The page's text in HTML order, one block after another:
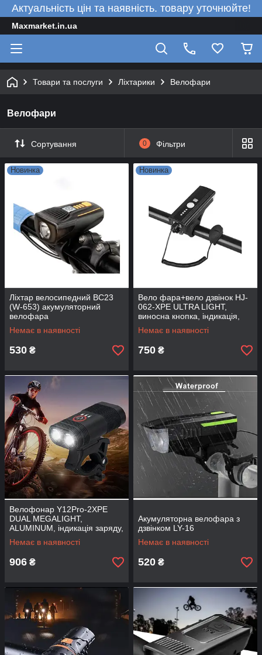
Актуальність цін та наявність. товару уточнюйте!
Maxmarket.in.ua
Товари та послуги Ліхтарики Велофари
Велофари
Сортування 0 Фільтри
Новинка
Ліхтар велосипедний BC23
(W-653) акумуляторний
велофара
Немає в наявності
530 ₴
Новинка
Вело фара+вело дзвінок HJ-
062-XPE ULTRA LIGHT,
виносна кнопка, індикація,
Waterproof, акум., ЗУ micro
USB
Немає в наявності
750 ₴
Велофонар Y12Pro-2XPE
DUAL MEGALIGHT,
ALUMINUM, індикація заряду,
Waterproof, акум., ЗУ micro
USB
Немає в наявності
906 ₴
Акумуляторна велофара з
дзвінком LY-16
Немає в наявності
520 ₴